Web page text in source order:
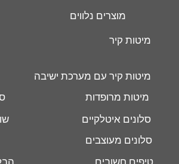
מוצרים נלווים
מיטות קיר
מיטות קיר עם מערכת ישיבה
מיטות מרופדות
סלונים איטלקיים
סלונים מעוצבים
טיפים חשובים